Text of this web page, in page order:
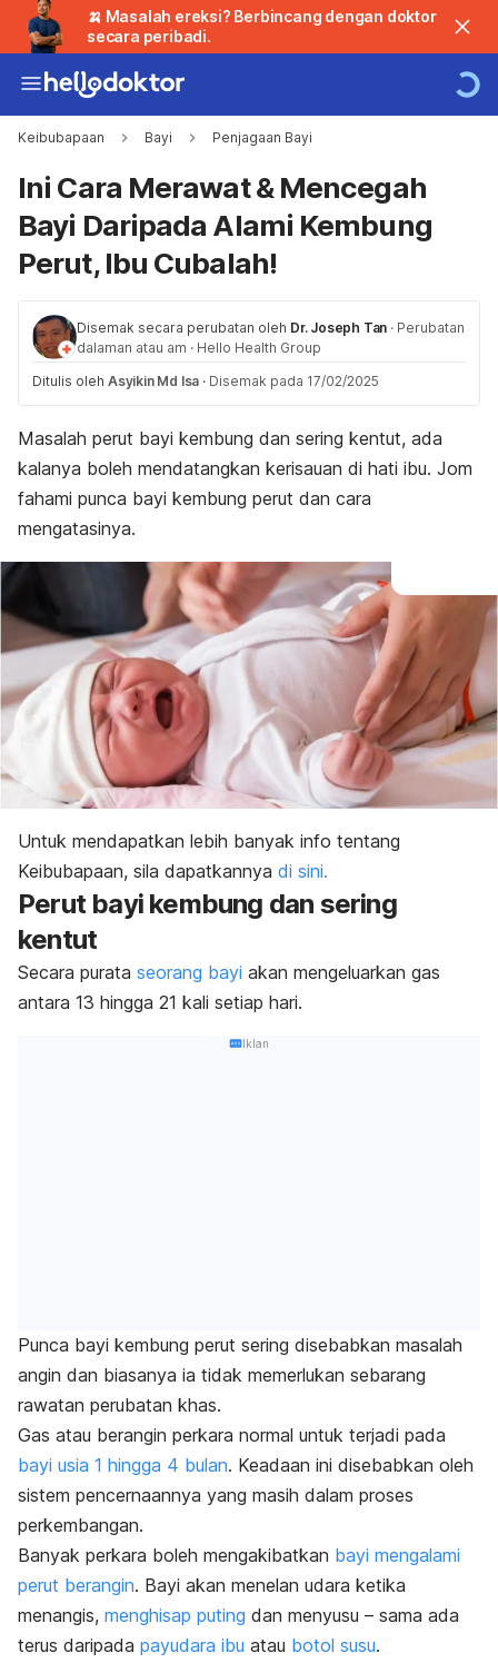
🍌 Masalah ereksi? Berbincang dengan doktor
secara peribadi.
Keibubapaan Bayi Penjagaan Bayi
Ini Cara Merawat & Mencegah
Bayi Daripada Alami Kembung
Perut, Ibu Cubalah!
Disemak secara perubatan oleh Dr. Joseph Tan · Perubatan
dalaman atau am · Hello Health Group
Ditulis oleh Asyikin Md Isa · Disemak pada 17/02/2025
Masalah perut bayi kembung dan sering kentut, ada
kalanya boleh mendatangkan kerisauan di hati ibu. Jom
fahami punca bayi kembung perut dan cara
mengatasinya.
Untuk mendapatkan lebih banyak info tentang
Keibubapaan, sila dapatkannya di sini.
Perut bayi kembung dan sering
kentut
Secara purata seorang bayi akan mengeluarkan gas
antara 13 hingga 21 kali setiap hari.
Iklan
Punca bayi kembung perut sering disebabkan masalah
angin dan biasanya ia tidak memerlukan sebarang
rawatan perubatan khas.
Gas atau berangin perkara normal untuk terjadi pada
bayi usia 1 hingga 4 bulan. Keadaan ini disebabkan oleh
sistem pencernaannya yang masih dalam proses
perkembangan.
Banyak perkara boleh mengakibatkan bayi mengalami
perut berangin. Bayi akan menelan udara ketika
menangis, menghisap puting dan menyusu – sama ada
terus daripada payudara ibu atau botol susu.